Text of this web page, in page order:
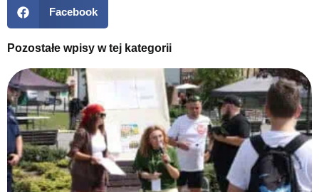
Facebook
Pozostałe wpisy w tej kategorii